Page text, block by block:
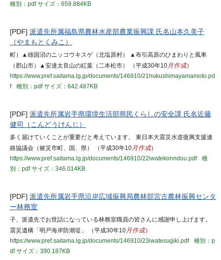
種別：pdfサイズ：659.884KB
[PDF] 派遣先所属福島県農林水産部農業振興課 氏名山本久美子
（やまもとくみこ）
町）▲雄国沼のニッコウキスゲ（北塩原村） ▲布引高原のひまわりと風車
（郡山市）▲安達太良山の紅葉（二本松市） （平成30年10月作成）
https://www.pref.saitama.lg.jp/documents/146910/21hukushimayamamoto.pd
f
種別：pdfサイズ：642.487KB
[PDF] 派遣先所属岩手県環境生活部県民くらしの安全課 氏名近藤
健司（こんどうけんじ）
多く届けていくことが重要だと考えています。 東日本大震災水道復興支援連
絡協議会（被災市町、国、県） （平成30年10月作成）
https://www.pref.saitama.lg.jp/documents/146910/22iwatekonndou.pdf
種
別：pdfサイズ：346.014KB
[PDF] 派遣先所属岩手県沿岸広域振興局農林部宮古農林振興センタ
ー林務室
子、派遣先でお世話になっている林務室職員の皆さんに感謝申し上げます。
震災遺構「明戸海岸防潮堤」 （平成30年10月作成）
https://www.pref.saitama.lg.jp/documents/146910/23iwatesugiki.pdf
種別：p
dfサイズ：390.187KB